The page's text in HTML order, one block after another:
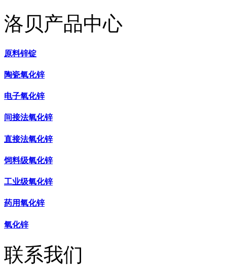
洛贝产品中心
原料锌锭
陶瓷氧化锌
电子氧化锌
间接法氧化锌
直接法氧化锌
饲料级氧化锌
工业级氧化锌
药用氧化锌
氧化锌
联系我们